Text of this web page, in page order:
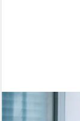
berlin